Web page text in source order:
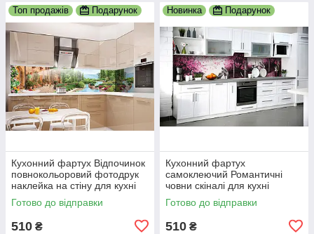
Топ продажів Подарунок
Кухонний фартух Відпочинок
повнокольоровий фотодрук
наклейка на стіну для кухні
природа краєвид 600х2000
мммм
Готово до відправки
510 ₴
Новинка Подарунок
Кухонний фартух
самоклеючий Романтичні
човни скіналі для кухні
наклейка ПВХ рожеві дерева
600х2000 мм
Готово до відправки
510 ₴